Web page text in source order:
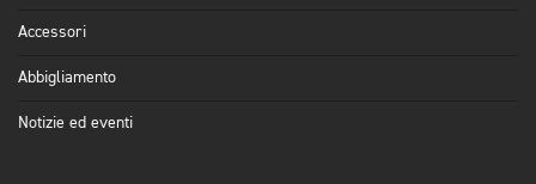
Accessori
Abbigliamento
Notizie ed eventi